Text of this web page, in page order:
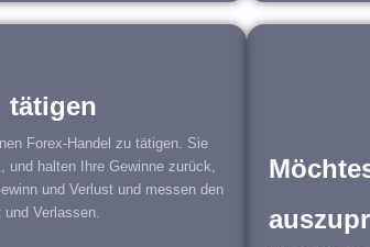
tätigen
Forex-Handel zu tätigen. Sie
und halten Ihre Gewinne zurück,
und Verlust und messen den
Verlassen.